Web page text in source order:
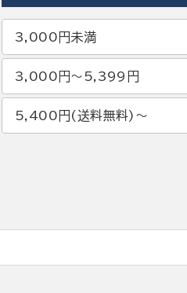
3,000円未満
3,000円〜5,399円
5,400円(送料無料)〜